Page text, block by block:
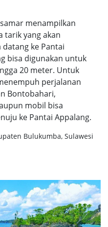
menampilkan
tarik yang akan
ke Pantai
bisa digunakan untuk
20 meter. Untuk
perjalanan
Bontobahari,
mobil bisa
ke Pantai Appalang.
Bulukumba, Sulawesi